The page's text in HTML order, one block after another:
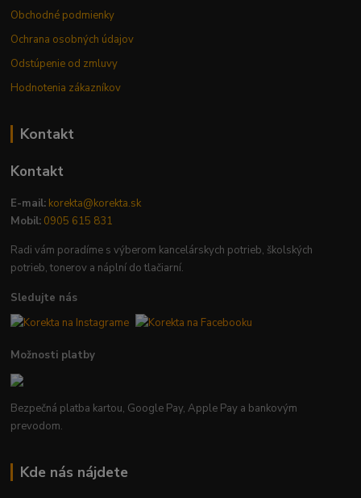
Obchodné podmienky
Ochrana osobných údajov
Odstúpenie od zmluvy
Hodnotenia zákazníkov
Kontakt
Kontakt
E-mail: korekta@korekta.sk
Mobil: 0905 615 831
Radi vám poradíme s výberom kancelárskych potrieb, školských
potrieb, tonerov a náplní do tlačiarní.
Sledujte nás
Možnosti platby
Bezpečná platba kartou, Google Pay, Apple Pay a bankovým
prevodom.
Kde nás nájdete